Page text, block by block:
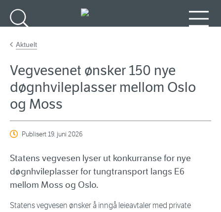
Aktuelt
Vegvesenet ønsker 150 nye
døgnhvileplasser mellom Oslo
og Moss
Publisert19. juni 2026
Statens vegvesen lyser ut konkurranse for nye
døgnhvileplasser for tungtransport langs E6
mellom Moss og Oslo.
Statens vegvesen ønsker å inngå leieavtaler med private